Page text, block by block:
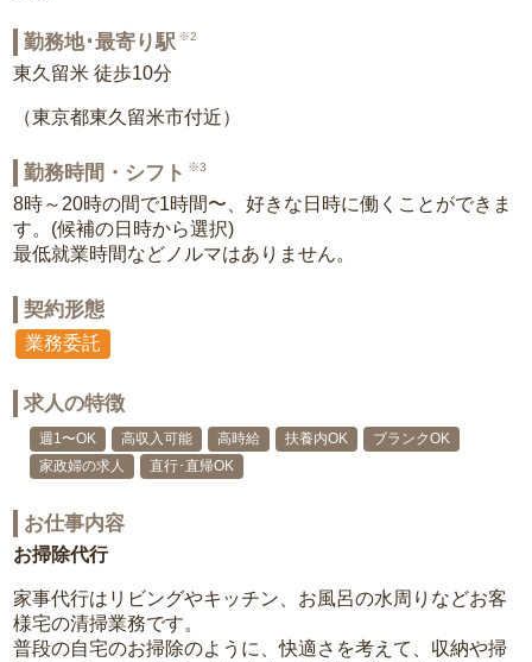
勤務地･最寄り駅 ※2
東久留米 徒歩10分
（東京都東久留米市付近）
勤務時間・シフト ※3
8時～20時の間で1時間〜、好きな日時に働くことができま
す。(候補の日時から選択)
最低就業時間などノルマはありません。
契約形態
業務委託
求人の特徴
週1〜OK 高収入可能 高時給 扶養内OK
ブランクOK
家政婦の求人
直行･直帰OK
お仕事内容
お掃除代行
家事代行はリビングやキッチン、お風呂の水周りなどお客
様宅の清掃業務です。
普段の自宅のお掃除のように、快適さを考えて、収納や掃